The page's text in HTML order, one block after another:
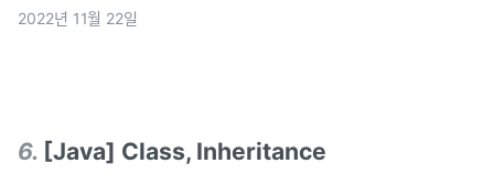
2022년 11월 22일
6. [Java] Class, Inheritance